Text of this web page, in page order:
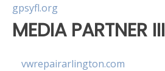
gpsyfl.org
MEDIA PARTNER III
vwrepairarlington.com